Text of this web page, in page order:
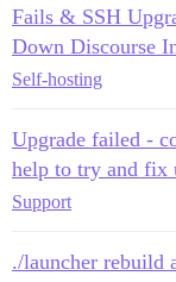
Fails & SSH
Down Discourse
Self-hosting
Upgrade failed -
help to try and fix
Support
./launcher rebuild